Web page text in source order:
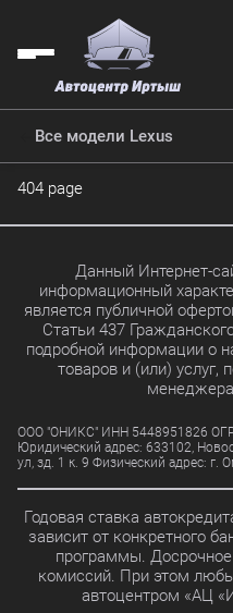
Все модели Lexus
404 page
Данный Интернет-
информационный
является публичной
Статьи 437
подробной информации о
товаров и (или) услуг,
ООО "ОНИКС" ИНН 5448951826
Юридический адрес: 633102,
ул, зд. 1 к. 9 Физический адрес: г.
Годовая ставка
зависит от конкретного
программы.
комиссий. При этом
автоцентром «АЦ